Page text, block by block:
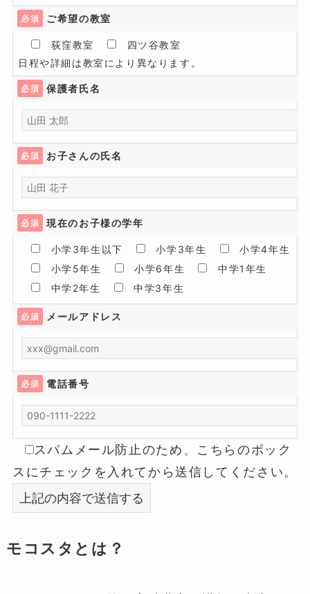
必須 ご希望の教室
荻窪教室
四ツ谷教室
日程や詳細は教室により異なります。
必須 保護者氏名
必須 お子さんの氏名
必須 現在のお子様の学年
小学3年生以下 小学3年生
小学4年生
小学5年生
小学6年生
中学1年生
中学2年生
中学3年生
必須 メールアドレス
必須 電話番号
スパムメール防止のため、こちらのボック
スにチェックを入れてから送信してください。
モコスタとは？